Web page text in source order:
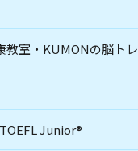
教室・KUMONの脳トレ
TOEFL Junior®